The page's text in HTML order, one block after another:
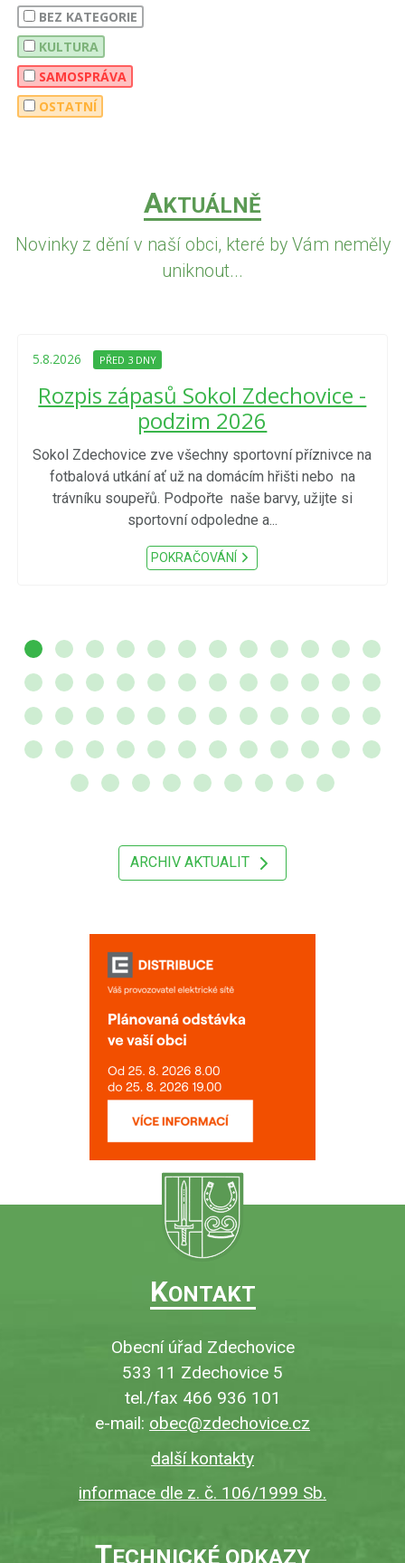
BEZ KATEGORIE
KULTURA
SAMOSPRÁVA
OSTATNÍ
AKTUÁLNĚ
Novinky z dění v naší obci, které by Vám neměly
uniknout...
5.8.2026 PŘED 3 DNY
Rozpis zápasů Sokol Zdechovice -
podzim 2026
Sokol Zdechovice zve všechny sportovní příznivce na
fotbalová utkání ať už na domácím hřišti nebo na
trávníku soupeřů. Podpořte naše barvy, užijte si
sportovní odpoledne a...
POKRAČOVÁNÍ
ARCHIV AKTUALIT
KONTAKT
Obecní úřad Zdechovice
533 11 Zdechovice 5
tel./fax 466 936 101
e-mail: obec@zdechovice.cz
další kontakty
informace dle z. č. 106/1999 Sb.
TECHNICKÉ ODKAZY